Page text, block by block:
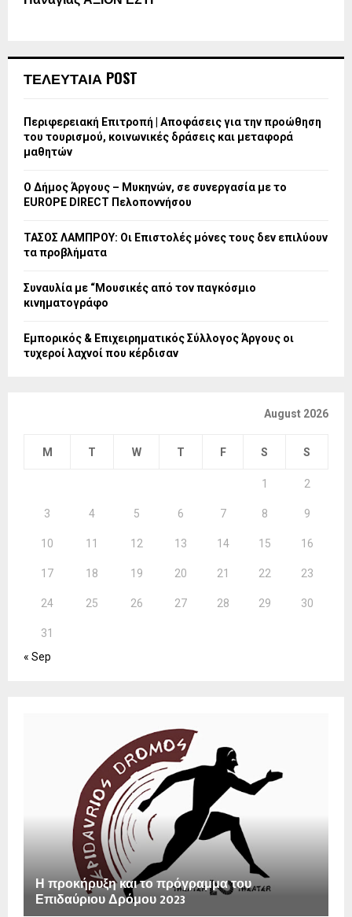
ΤΕΛΕΥΤΑΙΑ POST
Περιφερειακή Επιτροπή | Αποφάσεις για την προώθηση
του τουρισμού, κοινωνικές δράσεις και μεταφορά
μαθητών
Ο Δήμος Άργους – Μυκηνών, σε συνεργασία με το
EUROPE DIRECT Πελοποννήσου
ΤΑΣΟΣ ΛΑΜΠΡΟΥ: Οι Επιστολές μόνες τους δεν επιλύουν
τα προβλήματα
Συναυλία με “Μουσικές από τον παγκόσμιο
κινηματογράφο
Εμπορικός & Επιχειρηματικός Σύλλογος Άργους οι
τυχεροί λαχνοί που κέρδισαν
August 2026
M T W T F S S
1 2
3 4 5 6 7 8 9
10 11 12 13 14 15 16
17 18 19 20 21 22 23
24 25 26 27 28 29 30
31
« Sep
Η προκήρυξη και το πρόγραμμα του
Επιδαύριου Δρόμου 2023